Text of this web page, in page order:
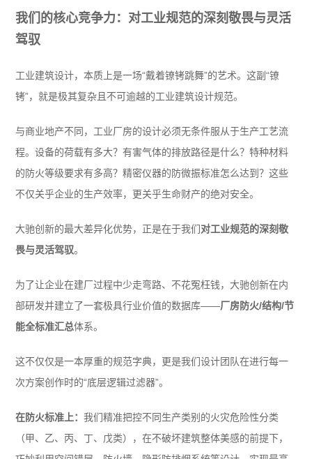
我们的核心竞争力：对工业规范的深刻敬畏与灵活
驾驭
工业建筑设计，本质上是一场“戴着镣铐跳舞”的艺术。这副“镣
铐”，就是极其复杂且不可逾越的工业建筑设计规范。
与商业地产不同，工业厂房的设计必须无条件服从于生产工艺流
程。设备的荷载有多大？有害气体的排放路径是什么？特种材料
的防火等级要求有多高？精密仪器的防微振标准怎么达到？这些
不仅关乎企业的生产效率，更关乎生命财产的绝对安全。
大驰创新的最大差异化优势，正是在于我们对工业规范的深刻敬
畏与灵活驾驭。
为了让企业在建厂过程中少走弯路、不花冤枉钱，大驰创新在内
部研发并建立了一套极具行业价值的数据库——厂房防火/结构/节
能全标准汇总体系。
这不仅仅是一本厚重的规范字典，更是我们设计团队在进行每一
次方案创作时的“底层逻辑过滤器”。
在防火标准上：我们精准把控不同生产类别的火灾危险性分类
（甲、乙、丙、丁、戊类），在不破坏建筑整体美感的前提下，